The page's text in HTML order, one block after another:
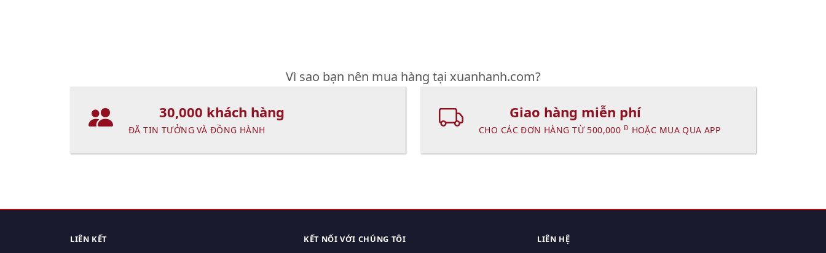
Vì sao bạn nên mua hàng tại xuanhanh.com?
30,000 khách hàng
ĐÃ TIN TƯỞNG VÀ ĐỒNG HÀNH
Giao hàng miễn phí
CHO CÁC ĐƠN HÀNG TỪ 500,000 Đ HOẶC MUA QUA APP
LIÊN KẾT KẾT NỐI VỚI CHÚNG TÔI LIÊN HỆ